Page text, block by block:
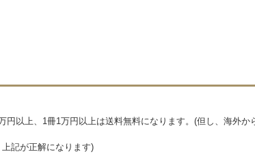
円以上、1冊1万円以上は送料無料になります。(但し、海外か
記が正解になります)